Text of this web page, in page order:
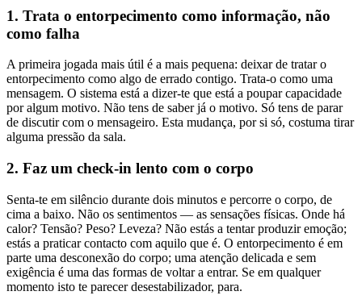
1. Trata o entorpecimento como informação, não
como falha
A primeira jogada mais útil é a mais pequena: deixar de tratar o
entorpecimento como algo de errado contigo. Trata-o como uma
mensagem. O sistema está a dizer-te que está a poupar capacidade
por algum motivo. Não tens de saber já o motivo. Só tens de parar
de discutir com o mensageiro. Esta mudança, por si só, costuma tirar
alguma pressão da sala.
2. Faz um check-in lento com o corpo
Senta-te em silêncio durante dois minutos e percorre o corpo, de
cima a baixo. Não os sentimentos — as sensações físicas. Onde há
calor? Tensão? Peso? Leveza? Não estás a tentar produzir emoção;
estás a praticar contacto com aquilo que é. O entorpecimento é em
parte uma desconexão do corpo; uma atenção delicada e sem
exigência é uma das formas de voltar a entrar. Se em qualquer
momento isto te parecer desestabilizador, para.